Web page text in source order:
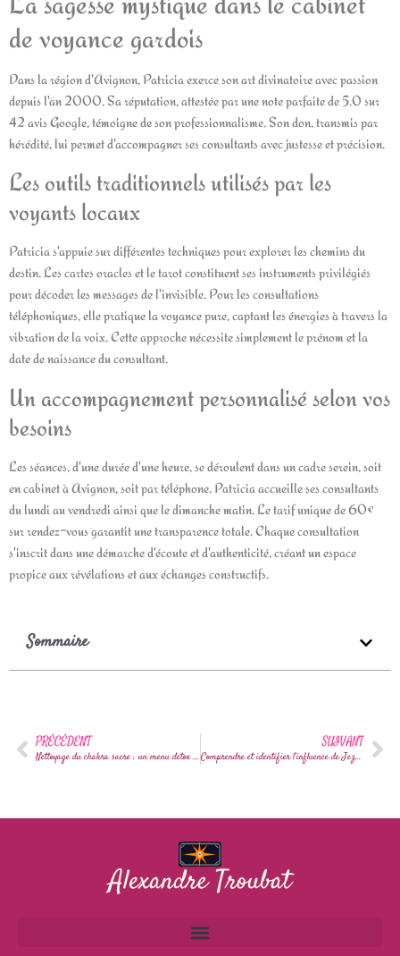
de voyance gardois
Dans la région d'Avignon, Patricia exerce son art divinatoire avec passion
depuis l'an 2000. Sa réputation, attestée par une note parfaite de 5.0 sur
42 avis Google, témoigne de son professionnalisme. Son don, transmis par
hérédité, lui permet d'accompagner ses consultants avec justesse et précision.
Les outils traditionnels utilisés par les
voyants locaux
Patricia s'appuie sur différentes techniques pour explorer les chemins du
destin. Les cartes oracles et le tarot constituent ses instruments privilégiés
pour décoder les messages de l'invisible. Pour les consultations
téléphoniques, elle pratique la voyance pure, captant les énergies à travers la
vibration de la voix. Cette approche nécessite simplement le prénom et la
date de naissance du consultant.
Un accompagnement personnalisé selon vos
besoins
Les séances, d'une durée d'une heure, se déroulent dans un cadre serein, soit
en cabinet à Avignon, soit par téléphone. Patricia accueille ses consultants
du lundi au vendredi ainsi que le dimanche matin. Le tarif unique de 60€
sur rendez-vous garantit une transparence totale. Chaque consultation
s'inscrit dans une démarche d'écoute et d'authenticité, créant un espace
propice aux révélations et aux échanges constructifs.
Sommaire
PRÉCÉDENT
Nettoyage du chakra sacre : un menu detox pour equilibrer votre Swadhisthana
SUIVANT
Comprendre et identifier l’influence de Jezabel dans l’eglise